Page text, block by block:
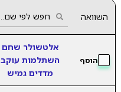
השוואה
הוסף
אלטשולר שחם
השתלמות עוקב
מדדים גמיש